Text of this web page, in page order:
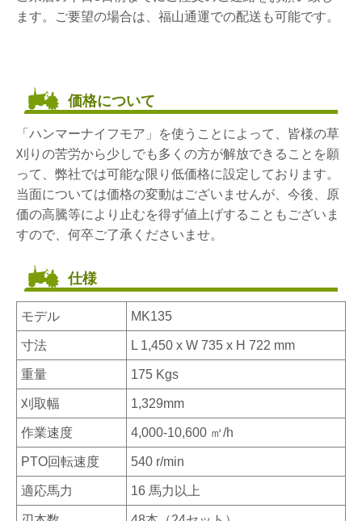
ます。ご要望の場合は、福山通運での配送も可能です。
価格について
「ハンマーナイフモア」を使うことによって、皆様の草
刈りの苦労から少しでも多くの方が解放できることを願
って、弊社では可能な限り低価格に設定しております。
当面については価格の変動はございませんが、今後、原
価の高騰等により止むを得ず値上げすることもございま
すので、何卒ご了承くださいませ。
仕様
モデル MK135
寸法 L 1,450 x W 735 x H 722 mm
重量 175 Kgs
刈取幅 1,329mm
作業速度 4,000-10,600 ㎡/h
PTO回転速度 540 r/min
適応馬力 16 馬力以上